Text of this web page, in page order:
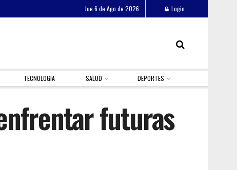
Jue 6 de Ago de 2026 Login
TECNOLOGIA SALUD DEPORTES
futuras